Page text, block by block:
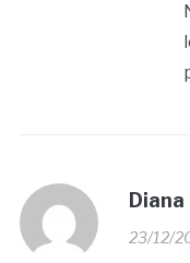
Diana
23/12/